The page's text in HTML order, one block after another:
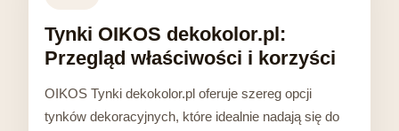
Tynki OIKOS dekokolor.pl:
Przegląd właściwości i korzyści
OIKOS Tynki dekokolor.pl oferuje szereg opcji
tynków dekoracyjnych, które idealnie nadają się do